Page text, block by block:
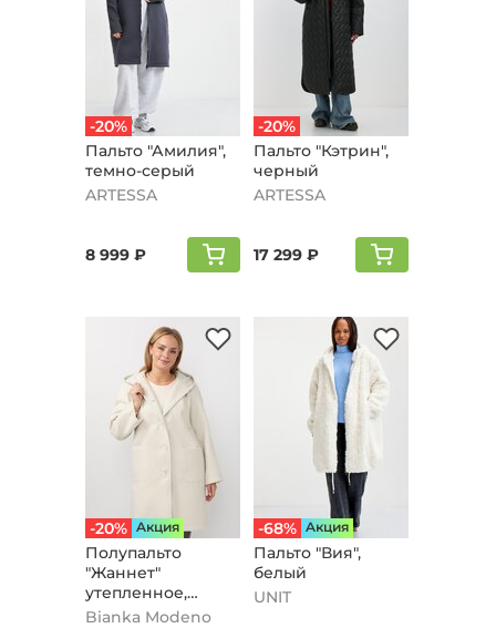
-20%
Пальто "Амилия",
темно-серый
ARTESSA
8 999 ₽
-20%
Пальто "Кэтрин",
черный
ARTESSA
17 299 ₽
-20% Aкция
Полупальто
"Жаннет"
утепленное,
молочный
Bianka Modeno
-68% Aкция
Пальто "Вия",
белый
UNIT